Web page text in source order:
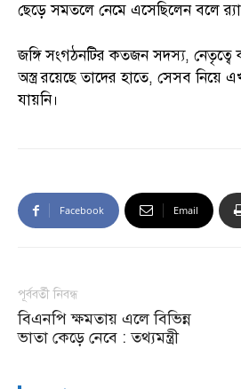
ছেড়ে সমতলে নেমে এসেছিলেন বলে
জঙ্গি সংগঠনটির কতজন সদস্য, নেতৃত্বে
অস্ত্র রয়েছে তাদের হাতে, সেসব নিয়ে
যায়নি।
Facebook Email
পূর্ববর্তী নিবন্ধ
বিএনপি ক্ষমতায় এলে বিভিন্ন
ভাতা কেড়ে নেবে : তথ্যমন্ত্রী